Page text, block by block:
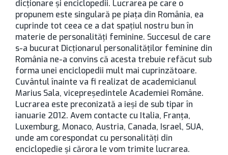
dicţionare şi enciclopedii. Lucrarea pe care o
propunem este singulară pe piaţa din România, ea
cuprinde tot ceea ce a dat spaţiul nostru bun în
materie de personalităţi feminine. Succesul de care
s-a bucurat Dicţionarul personalităţilor feminine din
România ne-a convins că acesta trebuie refăcut sub
forma unei enciclopedii mult mai cuprinzătoare.
Cuvântul înainte va fi realizat de academicianul
Marius Sala, vicepreşedintele Academiei Române.
Lucrarea este preconizată a ieşi de sub tipar în
ianuarie 2012. Avem contacte cu Italia, Franţa,
Luxemburg, Monaco, Austria, Canada, Israel, SUA,
unde am corespondat cu personalităţi din
enciclopedie şi cărora le vom trimite lucrarea.